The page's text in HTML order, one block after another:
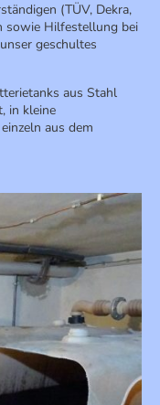
(TÜV, Dekra,
sowie Hilfestellung bei
geschultes
aus Stahl
in kleine
aus dem